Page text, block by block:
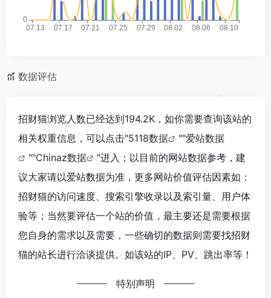
数据评估
招财猫浏览人数已经达到194.2K，如你需要查询该站的
相关权重信息，可以点击"5118数据 ""爱站数据
""Chinaz数据
"进入；以目前的网站数据参考，建
议大家请以爱站数据为准，更多网站价值评估因素如：
招财猫的访问速度、搜索引擎收录以及索引量、用户体
验等；当然要评估一个站的价值，最主要还是需要根据
您自身的需求以及需要，一些确切的数据则需要找招财
猫的站长进行洽谈提供。如该站的IP、PV、跳出率等！
特别声明